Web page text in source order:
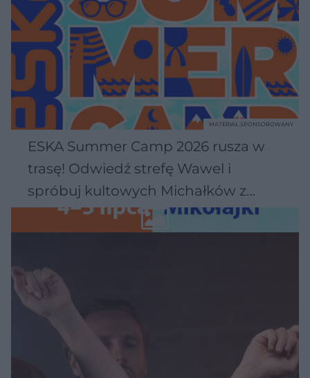
ESKA Summer Camp 2026 rusza w
trasę! Odwiedź strefę Wawel i
spróbuj kultowych Michałków z
Wawelu
MATERIAŁ SPONSOROWANY